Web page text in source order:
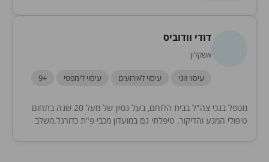
דודי וודוביס
אשקלון
עיסוי זוגי עיסוי לאירועים עיסוי לימפטי +9
מטפל בנכי צה"ל בבית הלוחם, בעל נסיון של מעל 20 שנה בתחום
טיפולי המגע והדיקור. טיפלתי גם במועדון מכבי פ"ת כדורגל.משלב